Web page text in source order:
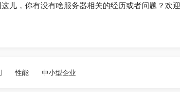
儿，你有没有啥服务器相关的经历或者问题？欢迎
性能 中小型企业